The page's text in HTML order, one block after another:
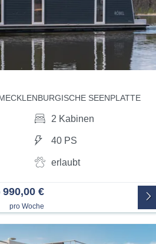
SEENPLATTE
2 Kabinen
40 PS
erlaubt
990,00 €
pro Woche